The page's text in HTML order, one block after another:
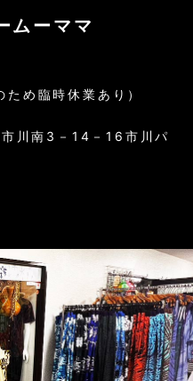
ーママ
め臨時休業あり）
川南3－14－16市川パ